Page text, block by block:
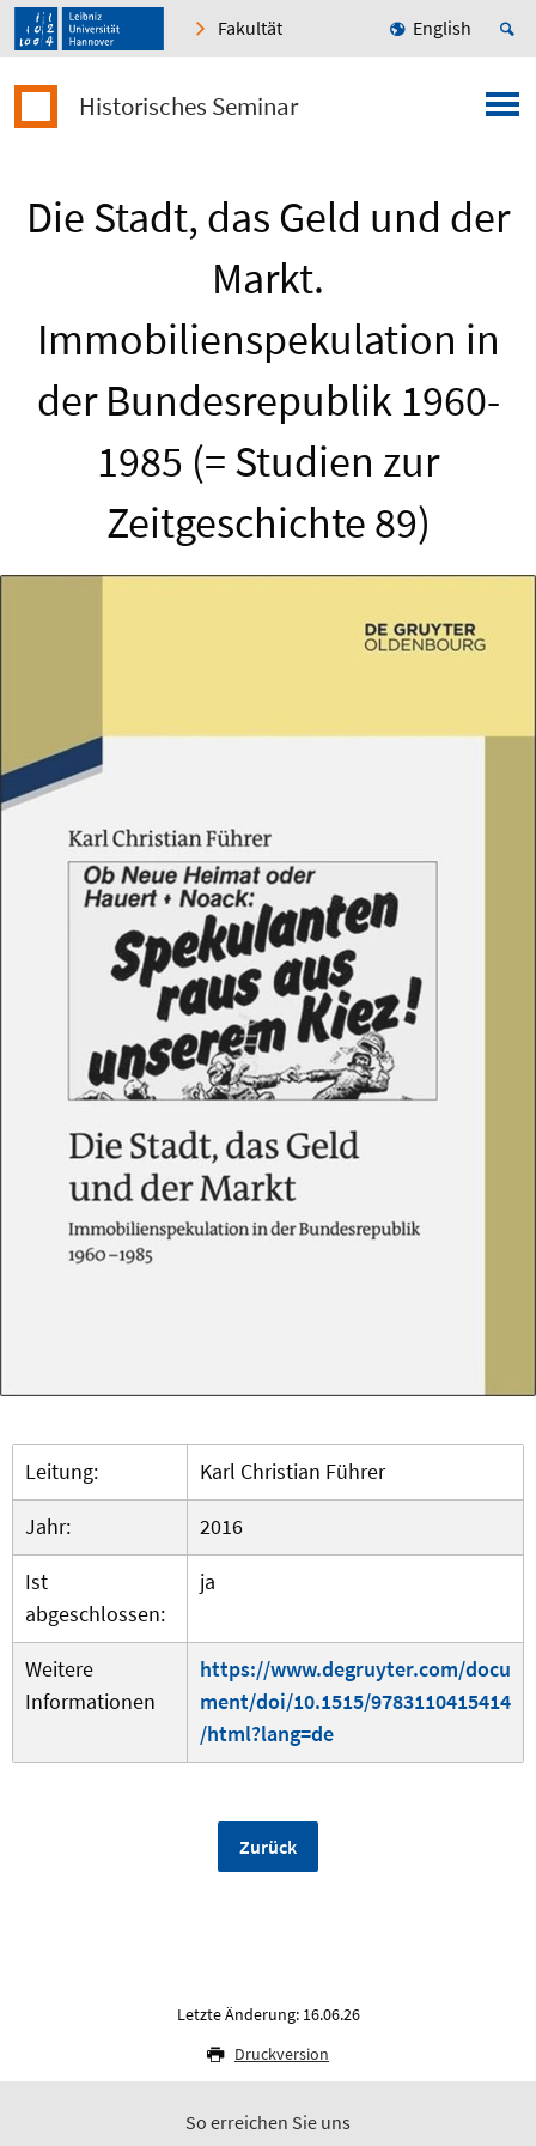
Fakultät English
Historisches Seminar
Die Stadt, das Geld und der
Markt.
Immobilienspekulation in
der Bundesrepublik 1960-
1985 (= Studien zur
Zeitgeschichte 89)
Leitung:
Karl Christian Führer
Jahr:
2016
Ist
abgeschlossen:
ja
Weitere
Informationen
https://www.degruyter.com/docu
ment/doi/10.1515/9783110415414
/html?lang=de
Zurück
Letzte Änderung: 16.06.26
Druckversion
So erreichen Sie uns